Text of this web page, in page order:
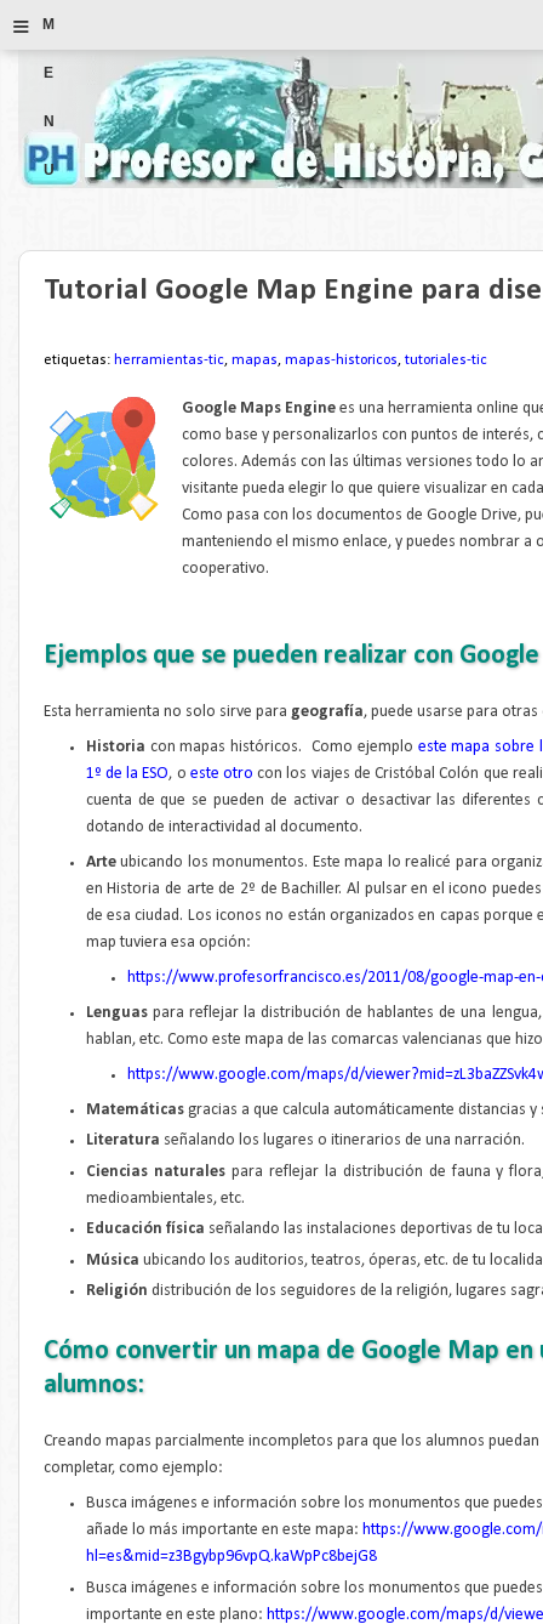
≡ M
E
N
U
Tutorial Google Map Engine para
etiquetas: herramientas-tic, mapas, mapas-historicos, tutoriales-tic
Google Maps Engine es una herramienta online
como base y personalizarlos con puntos de
colores. Además con las últimas versiones todo lo
visitante pueda elegir lo que quiere visualizar en
Como pasa con los documentos de Google Drive,
manteniendo el mismo enlace, y puedes nombrar
cooperativo.
Ejemplos que se pueden realizar con
Esta herramienta no solo sirve para geografía, puede usarse para otras
Historia con mapas históricos. Como ejemplo este mapa sobre
1º de la ESO, o este otrocon los viajes de Cristóbal Colón que
cuenta de que se pueden de activar o desactivar las diferentes
dotando de interactividad al documento.
Arteubicando los monumentos. Este mapa lo realicé para
en Historia de arte de 2º de Bachiller. Al pulsar en el icono
de esa ciudad. Los iconos no están organizados en capas porque
map tuviera esa opción:
https://www.profesorfrancisco.es/2011/08/google-map-
Lenguas para reflejar la distribución de hablantes de una
hablan, etc. Como este mapa de las comarcas valencianas que
https://www.google.com/maps/d/
Matemáticas gracias a que calcula automáticamente distancias
Literatura señalando los lugares o itinerarios de una narración.
Ciencias naturalespara reflejar la distribución de fauna y
medioambientales, etc.
Educación física señalando las instalaciones deportivas de tu
Música ubicando los auditorios, teatros, óperas, etc. de tu
Religión distribución de los seguidores de la religión, lugares
Cómo convertir un mapa de Google Map
alumnos:
Creando mapas parcialmente incompletos para que los alumnos
completar, como ejemplo:
Busca imágenes e información sobre los monumentos que
añade lo más importante en este mapa: https://
hl=es&mid=z3Bgybp96vpQ.kaWpPc8bejG8
Busca imágenes e información sobre los monumentos que
importante en este plano: https://www.google.com/maps/d/